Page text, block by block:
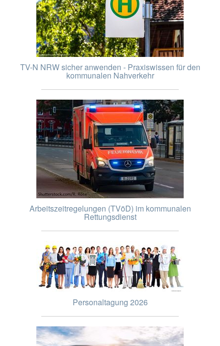
TV-N NRW sicher anwenden - Praxiswissen für den
kommunalen Nahverkehr
Arbeitszeitregelungen (TVöD) im kommunalen
Rettungsdienst
Personaltagung 2026